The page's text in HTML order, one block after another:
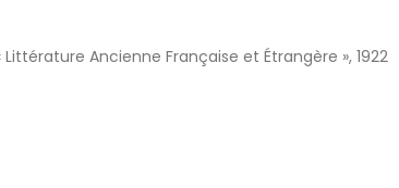
Ancienne Française et Étrangère », 1922